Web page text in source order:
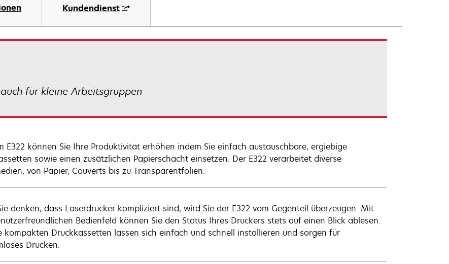
Kundendienst
für kleine Arbeitsgruppen
E322 können Sie Ihre Produktivität erhöhen indem Sie einfach austauschbare, ergiebige
sowie einen zusätzlichen Papierschacht einsetzen. Der E322 verarbeitet diverse
von Papier, Couverts bis zu Transparentfolien.
denken, dass Laserdrucker kompliziert sind, wird Sie der E322 vom Gegenteil überzeugen. Mit
Bedienfeld können Sie den Status Ihres Druckers stets auf einen Blick ablesen.
kompakten Druckkassetten lassen sich einfach und schnell installieren und sorgen für
Drucken.